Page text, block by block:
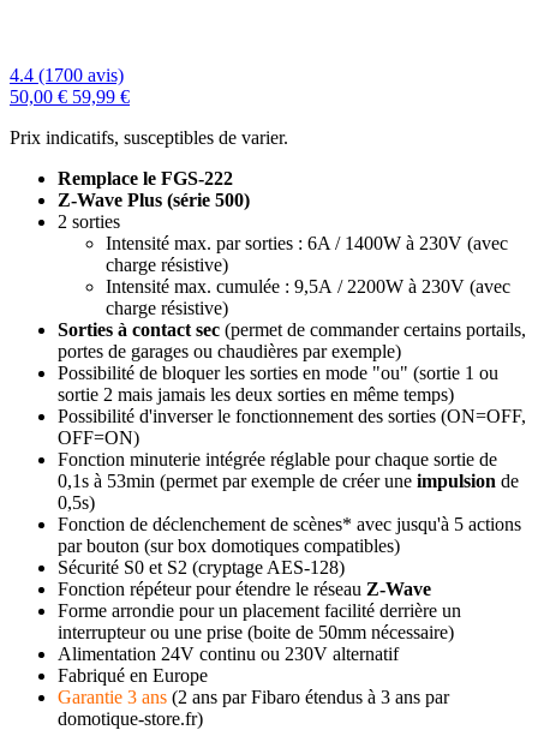
4.4 (1700 avis)
50,00 € 59,99 €
Prix indicatifs, susceptibles de varier.
Remplace le FGS-222
Z-Wave Plus (série 500)
2 sorties
Intensité max. par sorties : 6A / 1400W à 230V (avec
charge résistive)
Intensité max. cumulée : 9,5A / 2200W à 230V (avec
charge résistive)
Sorties à contact sec (permet de commander certains portails,
portes de garages ou chaudières par exemple)
Possibilité de bloquer les sorties en mode "ou" (sortie 1 ou
sortie 2 mais jamais les deux sorties en même temps)
Possibilité d'inverser le fonctionnement des sorties (ON=OFF,
OFF=ON)
Fonction minuterie intégrée réglable pour chaque sortie de
0,1s à 53min (permet par exemple de créer une impulsion de
0,5s)
Fonction de déclenchement de scènes* avec jusqu'à 5 actions
par bouton (sur box domotiques compatibles)
Sécurité S0 et S2 (cryptage AES-128)
Fonction répéteur pour étendre le réseau Z-Wave
Forme arrondie pour un placement facilité derrière un
interrupteur ou une prise (boite de 50mm nécessaire)
Alimentation 24V continu ou 230V alternatif
Fabriqué en Europe
Garantie 3 ans (2 ans par Fibaro étendus à 3 ans par
domotique-store.fr)